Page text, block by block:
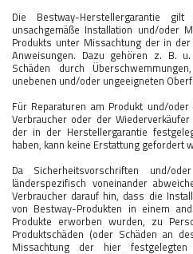
Die Bestway-Herstellergarantie
unsachgemäße Installation und/oder
Produkts unter Missachtung der in
Anweisungen. Dazu gehören z. B.
Schäden durch
unebenen und/oder ungeeigneten
Für Reparaturen am Produkt und/
Verbraucher oder der
der in der Herstellergarantie
haben, kann keine Erstattung gefordert
Da Sicherheitsvorschriften und/
länderspezifisch voneinander
Verbraucher darauf hin, dass die
von Bestway-Produkten in einem
Produkte erworben wurden, zu
Produktschäden (oder Schäden an
Missachtung der hier